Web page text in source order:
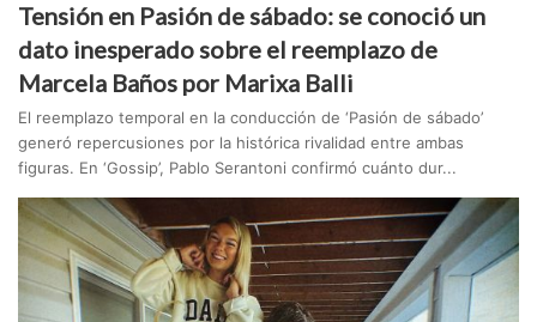
Tensión en Pasión de sábado: se conoció un
dato inesperado sobre el reemplazo de
Marcela Baños por Marixa Balli
El reemplazo temporal en la conducción de ‘Pasión de sábado’
generó repercusiones por la histórica rivalidad entre ambas
figuras. En ‘Gossip’, Pablo Serantoni confirmó cuánto dur...